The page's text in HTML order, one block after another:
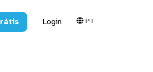
Login PT